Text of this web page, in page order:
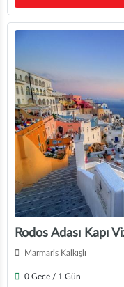
Rodos Adası Kapı
Marmaris Kalkışlı
0 Gece / 1 Gün